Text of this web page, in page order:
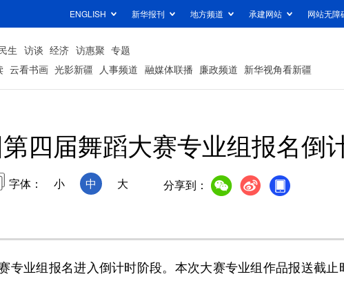
ENGLISH 新华报刊 地方频道 承建网站 网站无障
生 访谈 经济 访惠聚 专题
云看书画 光影新疆 人事频道 融媒体联播 廉政频道 新华视角看新疆
四届舞蹈大赛专业组报名倒
字体： 小 中 大 分享到：
业组报名进入倒计时阶段。本次大赛专业组作品报送截止